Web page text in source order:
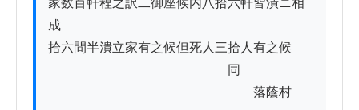
成
拾六間半潰立家有之候但死人三拾人有之候
同
落蔭村